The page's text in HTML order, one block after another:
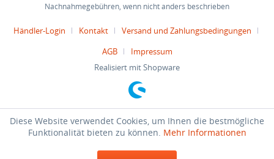
Nachnahmegebühren, wenn nicht anders beschrieben
Händler-Login Kontakt
Versand und Zahlungsbedingungen
AGB
Impressum
Realisiert mit Shopware
Diese Website verwendet Cookies, um Ihnen die bestmögliche
Funktionalität bieten zu können. Mehr Informationen